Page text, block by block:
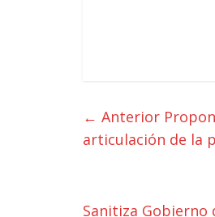
← Anterior
articulación de la
Sanitiza Gobierno